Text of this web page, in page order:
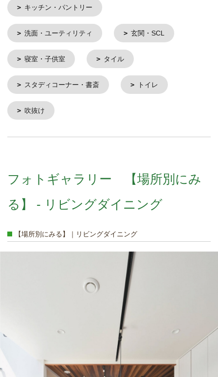
キッチン・パントリー
洗面・ユーティリティ 玄関・SCL
寝室・子供室 タイル
スタディコーナー・書斎 トイレ
吹抜け
フォトギャラリー 【場所別にみ
る】 - リビングダイニング
【場所別にみる】｜リビングダイニング